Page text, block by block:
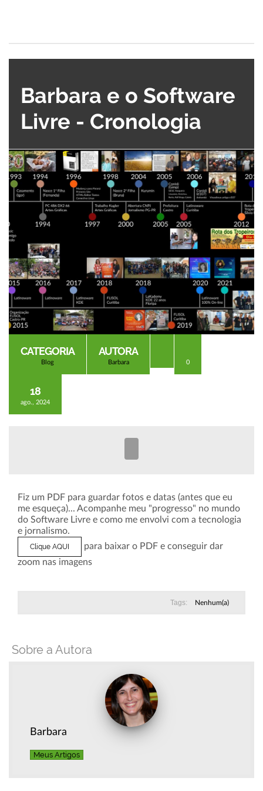
Barbara e o Software
Livre - Cronologia
CATEGORIA
Blog
AUTORA
Barbara 0
18
ago., 2024
Fiz um PDF para guardar fotos e datas (antes que eu
me esqueça)... Acompanhe meu "progresso" no mundo
do Software Livre e como me envolvi com a tecnologia
e jornalismo.
Clique AQUI
para baixar o PDF e conseguir dar
zoom nas imagens
Tags: Nenhum(a)
Sobre a Autora
Barbara
Meus Artigos